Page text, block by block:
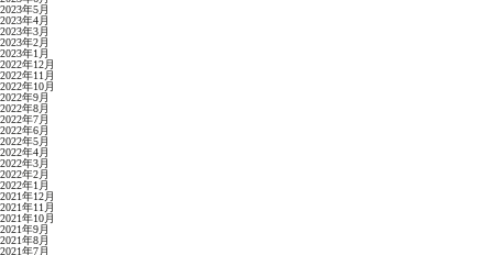
2023年5月
2023年4月
2023年3月
2023年2月
2023年1月
2022年12月
2022年11月
2022年10月
2022年9月
2022年8月
2022年7月
2022年6月
2022年5月
2022年4月
2022年3月
2022年2月
2022年1月
2021年12月
2021年11月
2021年10月
2021年9月
2021年8月
2021年7月